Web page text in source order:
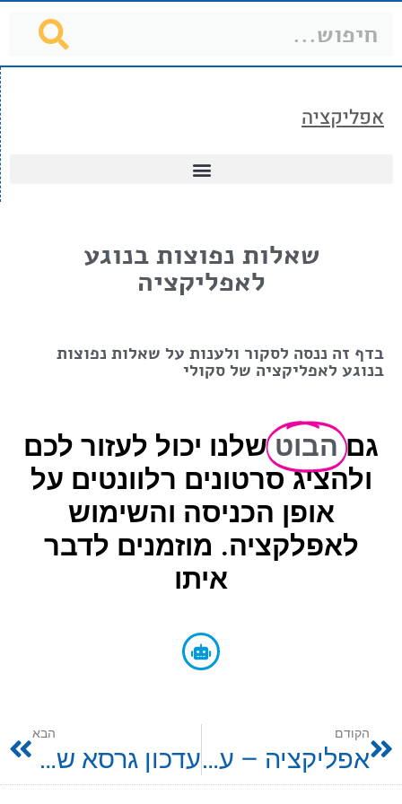
אפליקציה
שאלות נפוצות בנוגע
לאפליקציה
בדף זה ננסה לסקור ולענות על שאלות נפוצות
בנוגע לאפליקציה של סקולי
גם הבוט שלנו יכול לעזור לכם
ולהציג סרטונים רלוונטים על
אופן הכניסה והשימוש
לאפלקציה. מוזמנים לדבר
איתו
הקודם
אפליקציה – עמוד ראשי
הבא
עדכון גרסא של האפליקציה